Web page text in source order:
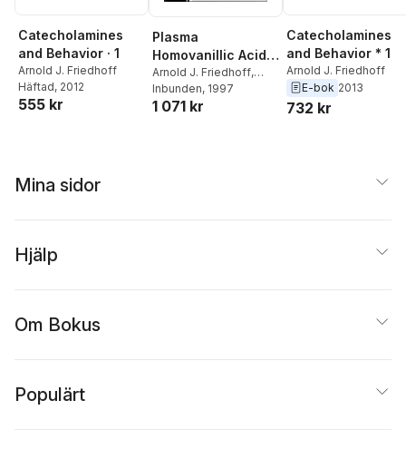
Catecholamines
and Behavior · 1
Arnold J. Friedhoff
Häftad, 2012
555 kr
Plasma
Homovanillic Acid
in Schizophrenia :
Implications for
Presynaptic
Arnold J. Friedhoff,
Farooq Amin
Inbunden, 1997
1 071 kr
Catecholamines
and Behavior * 1
Arnold J. Friedhoff
E-bok 2013
732 kr
Mina sidor
Hjälp
Om Bokus
Populärt